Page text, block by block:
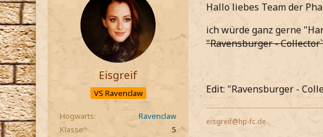
Eisgreif
VS Ravenclaw
Hogwarts
Ravenclaw
Klasse
5
Hallo liebes Team der
ich würde ganz gerne
"Ravensburger -
Edit: "Ravensburger -
eisgreif@hp-fc.de